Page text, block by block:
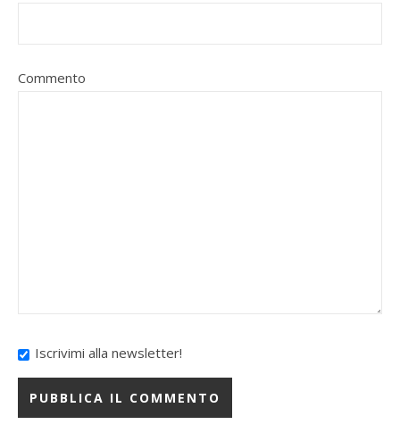
Commento
Iscrivimi alla newsletter!